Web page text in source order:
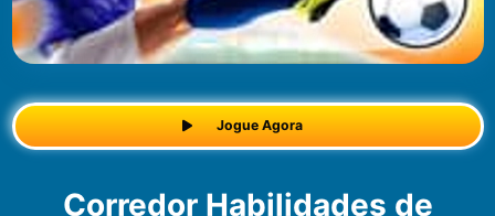
Jogue Agora
Corredor Habilidades de